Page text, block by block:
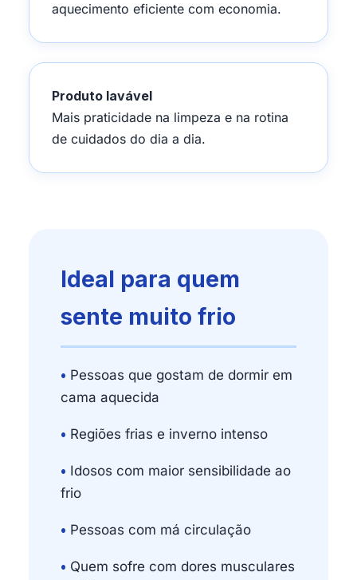
aquecimento eficiente com economia.
Produto lavável
Mais praticidade na limpeza e na rotina
de cuidados do dia a dia.
Ideal para quem
sente muito frio
• Pessoas que gostam de dormir em
cama aquecida
• Regiões frias e inverno intenso
• Idosos com maior sensibilidade ao
frio
• Pessoas com má circulação
• Quem sofre com dores musculares